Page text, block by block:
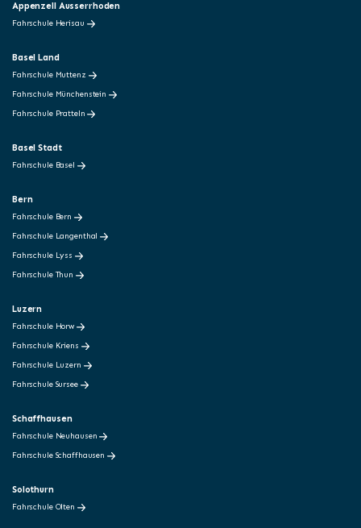
Appenzell Ausserrhoden
Fahrschule Herisau
Basel Land
Fahrschule Muttenz
Fahrschule Münchenstein
Fahrschule Pratteln
Basel Stadt
Fahrschule Basel
Bern
Fahrschule Bern
Fahrschule Langenthal
Fahrschule Lyss
Fahrschule Thun
Luzern
Fahrschule Horw
Fahrschule Kriens
Fahrschule Luzern
Fahrschule Sursee
Schaffhausen
Fahrschule Neuhausen
Fahrschule Schaffhausen
Solothurn
Fahrschule Olten